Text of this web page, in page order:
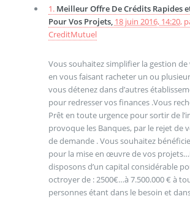
1. Meilleur Offre De Crédits Rapides
Pour Vos Projets, 18 juin 2016, 14:20,
CreditMutuel
Vous souhaitez simplifier la gestion
en vous faisant racheter un ou
vous détenez dans d’autres
pour redresser vos finances .Vous
Prêt en toute urgence pour sortir de
provoque les Banques, par le rejet de
de demande . Vous souhaitez
pour la mise en œuvre de vos
disposons d’un capital considérable
octroyer de : 2500€…à 7.500.000 € à
personnes étant dans le besoin et